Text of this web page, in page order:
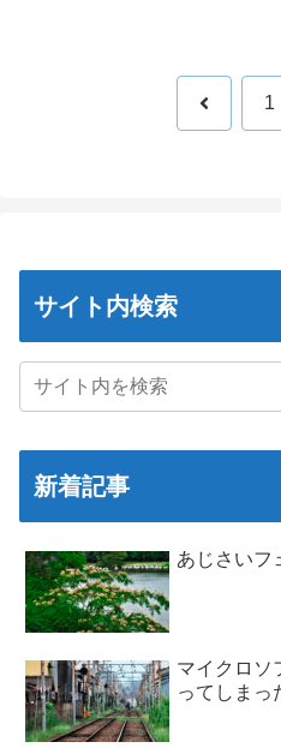
前 1
サイト内検索
新着記事
あじさい
マイクロソ
ってしまっ